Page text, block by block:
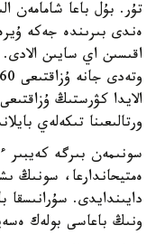
تۇر. بۇل باعا شامامەن
ەندى بىرىندە جەكە
اقىسىن اي سايىن
الايدا كۋرستىڭ
ورتالىعىنا تىكەلەي
سونىمەن بىرگە كەيبىر
دايىندايدى. سۇرانىسقا
ونىڭ باعاسى بولەك